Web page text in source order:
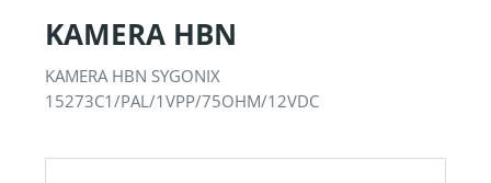
KAMERA HBN
KAMERA HBN SYGONIX
15273C1/PAL/1VPP/75OHM/12VDC